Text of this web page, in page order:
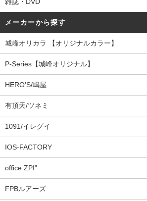
メーカーから探す
城峰オリカラ 【オリジナルカラー】
P-Series【城峰オリジナル】
HERO'S/嶋屋
有頂天/ツネミ
1091/イレグイ
IOS-FACTORY
office ZPI”
FPBルアーズ